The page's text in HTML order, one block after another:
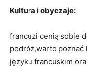
Kultura i obyczaje:
francuzi cenią sobie
podróż,warto
języku francuskim